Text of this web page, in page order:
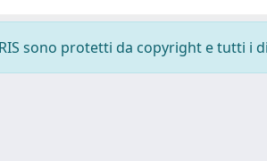
sono protetti da copyright e tutti i